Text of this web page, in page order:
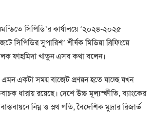
সিপিডি’র কার্যালয়ে ‘২০২৪-২০২৫
সিপিডির সুপারিশ’ শীর্ষক মিডিয়া ব্রিফিংয়ে
ফাহমিদা খাতুন এসব কথা বলেন।
একটা সময় বাজেট প্রণয়ন হতে যাচ্ছে যখন
ধারায় রয়েছে। দেশে উচ্চ মূল্যস্ফীতি, ব্যাংকের
নিম্ন ও স্লথ গতি, বৈদেশিক মুদ্রার রিজার্ভ